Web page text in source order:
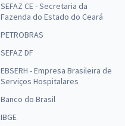
SEFAZ CE - Secretaria da
Fazenda do Estado do Ceará
PETROBRAS
SEFAZ DF
EBSERH - Empresa Brasileira de
Serviços Hospitalares
Banco do Brasil
IBGE